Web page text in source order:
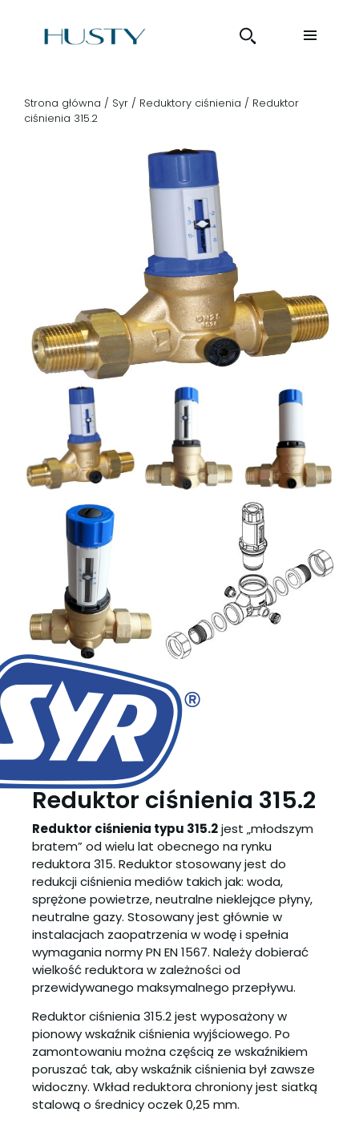
Strona główna / Syr / Reduktory ciśnienia / Reduktor
ciśnienia 315.2
Reduktor ciśnienia 315.2
Reduktor ciśnienia typu 315.2jest „młodszym
bratem” od wielu lat obecnego na rynku
reduktora 315. Reduktor stosowany jest do
redukcji ciśnienia mediów takich jak: woda,
sprężone powietrze, neutralne nieklejące płyny,
neutralne gazy. Stosowany jest głównie w
instalacjach zaopatrzenia w wodę i spełnia
wymagania normy PN EN 1567. Należy dobierać
wielkość reduktora w zależności od
przewidywanego maksymalnego przepływu.
Reduktor ciśnienia 315.2 jest wyposażony w
pionowy wskaźnik ciśnienia wyjściowego. Po
zamontowaniu można częścią ze wskaźnikiem
poruszać tak, aby wskaźnik ciśnienia był zawsze
widoczny. Wkład reduktora chroniony jest siatką
stalową o średnicy oczek 0,25 mm.